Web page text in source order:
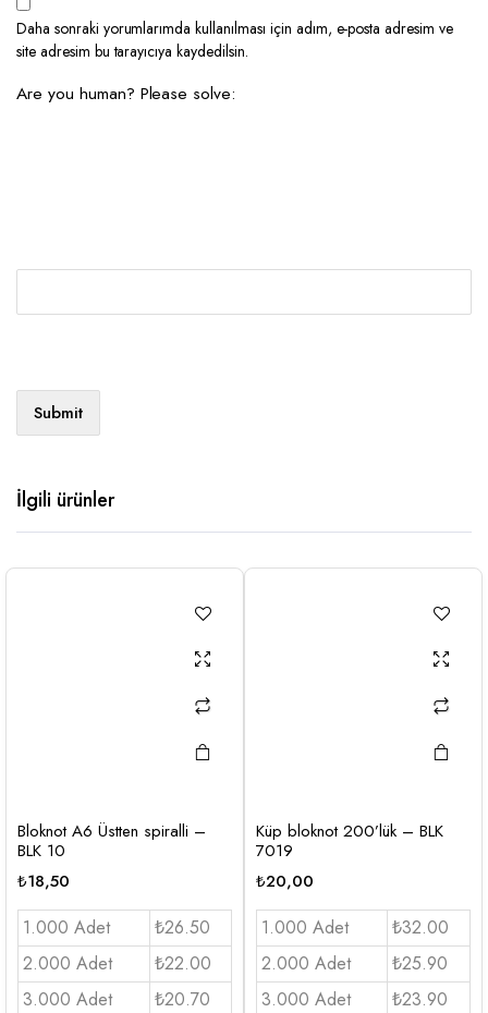
Daha sonraki yorumlarımda kullanılması için adım, e-posta adresim ve
site adresim bu tarayıcıya kaydedilsin.
Are you human? Please solve:
İlgili ürünler
Bloknot A6 Üstten spiralli –
BLK 10
₺18,50
1.000 Adet
₺26.50
2.000 Adet
₺22.00
3.000 Adet
₺20.70
Küp bloknot 200’lük – BLK
7019
₺20,00
1.000 Adet
₺32.00
2.000 Adet
₺25.90
3.000 Adet
₺23.90